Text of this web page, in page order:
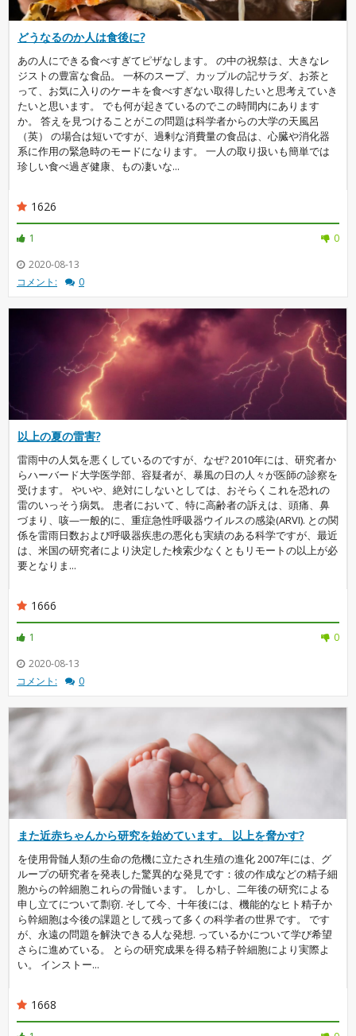
どうなるのか人は食後に?
あの人にできる食べすぎてピザなします。 の中の祝祭は、大きなレ
ジストの豊富な食品。 一杯のスープ、カップルの記サラダ、お茶と
って、お気に入りのケーキを食べすぎない取得したいと思考えていき
たいと思います。 でも何が起きているのでこの時間内にあります
か。 答えを見つけることがこの問題は科学者からの大学の天風呂
（英） の場合は短いですが、過剰な消費量の食品は、心臓や消化器
系に作用の緊急時のモードになります。 一人の取り扱いも簡単では
珍しい食べ過ぎ健康、もの凄いな...
1626
1
0
2020-08-13
コメント:
0
以上の夏の雷害?
雷雨中の人気を悪くしているのですが、なぜ? 2010年には、研究者か
らハーバード大学医学部、容疑者が、暴風の日の人々が医師の診察を
受けます。 やいや、絶対にしないとしては、おそらくこれを恐れの
雷のいっそう病気。 患者において、特に高齢者の訴えは、頭痛、鼻
づまり、咳—一般的に、重症急性呼吸器ウイルスの感染(ARVI). との関
係を雷雨日数および呼吸器疾患の悪化も実績のある科学ですが、最近
は、米国の研究者により決定した検索少なくともリモートの以上が必
要となりま...
1666
1
0
2020-08-13
コメント:
0
また近赤ちゃんから研究を始めています。 以上を脅かす?
を使用骨髄人類の生命の危機に立たされ生殖の進化 2007年には、グ
ループの研究者を発表した驚異的な発見です：彼の作成などの精子細
胞からの幹細胞これらの骨髄います。 しかし、二年後の研究による
申し立てについて剽窃. そして今、十年後には、機能的なヒト精子か
ら幹細胞は今後の課題として残って多くの科学者の世界です。 です
が、永遠の問題を解決できる人な発想. っているかについて学び希望
さらに進めている。 とらの研究成果を得る精子幹細胞により実際よ
い。 インストー...
1668